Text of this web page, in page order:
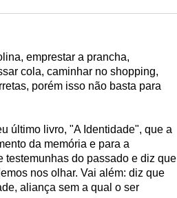
emprestar a prancha,
cola, caminhar no shopping,
porém isso não basta para
último livro, "A Identidade", que a
da memória e para a
testemunhas do passado e diz que
nos olhar. Vai além: diz que
aliança sem a qual o ser